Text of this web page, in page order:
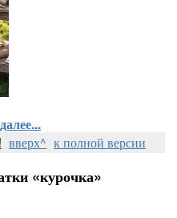
вверх^ к полной версии
«курочка»